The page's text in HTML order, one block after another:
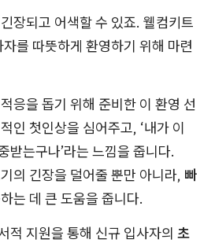
장되고 어색할 수 있죠. 웰컴키트
를 따뜻하게 환영하기 위해 마련
응을 돕기 위해 준비한 이 환영 선
인 첫인상을 심어주고, ‘내가 이
받는구나’라는 느낌을 줍니다.
의 긴장을 덜어줄 뿐만 아니라, 빠
하는 데 큰 도움을 줍니다.
적 지원을 통해 신규 입사자의 초